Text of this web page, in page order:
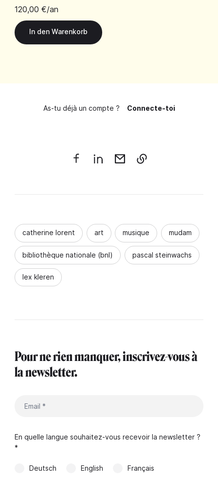
120,00 €/an
As-tu déjà un compte ? Connecte-toi
catherine lorent art musique mudam
bibliothèque nationale (bnl) pascal steinwachs
lex kleren
Pour ne rien manquer, inscrivez-vous à
la newsletter.
En quelle langue souhaitez-vous recevoir la newsletter ?
*
Deutsch English Français